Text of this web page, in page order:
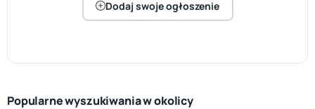
Dodaj swoje ogłoszenie
Popularne wyszukiwania w okolicy